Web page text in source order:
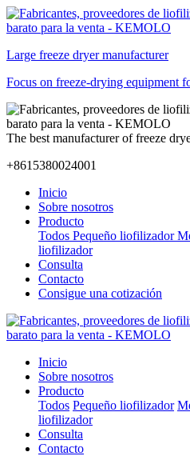
Large freeze dryer manufacturer
Focus on freeze-drying equipment
The best manufacturer of freeze
+8615380024001
Inicio
Sobre nosotros
Producto
Todos Pequeño liofilizador
liofilizador
Consulta
Contacto
Consigue una cotización
Inicio
Sobre nosotros
Producto
Todos Pequeño liofilizador
liofilizador
Consulta
Contacto